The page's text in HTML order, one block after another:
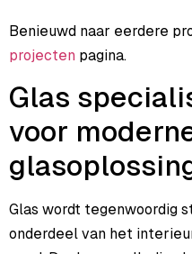
Benieuwd naar eerdere
projecten pagina.
Glas
voor
Glas wordt tegenwoordig
onderdeel van het